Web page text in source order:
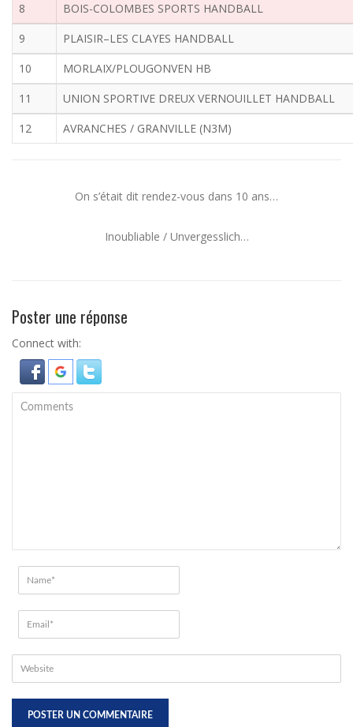
8
BOIS-COLOMBES SPORTS HANDBALL
9
PLAISIR–LES CLAYES HANDBALL
10
MORLAIX/PLOUGONVEN HB
11
UNION SPORTIVE DREUX VERNOUILLET HANDBALL
12
AVRANCHES / GRANVILLE (N3M)
On s’était dit rendez-vous dans 10 ans…
Inoubliable / Unvergesslich…
Poster une réponse
Connect with: